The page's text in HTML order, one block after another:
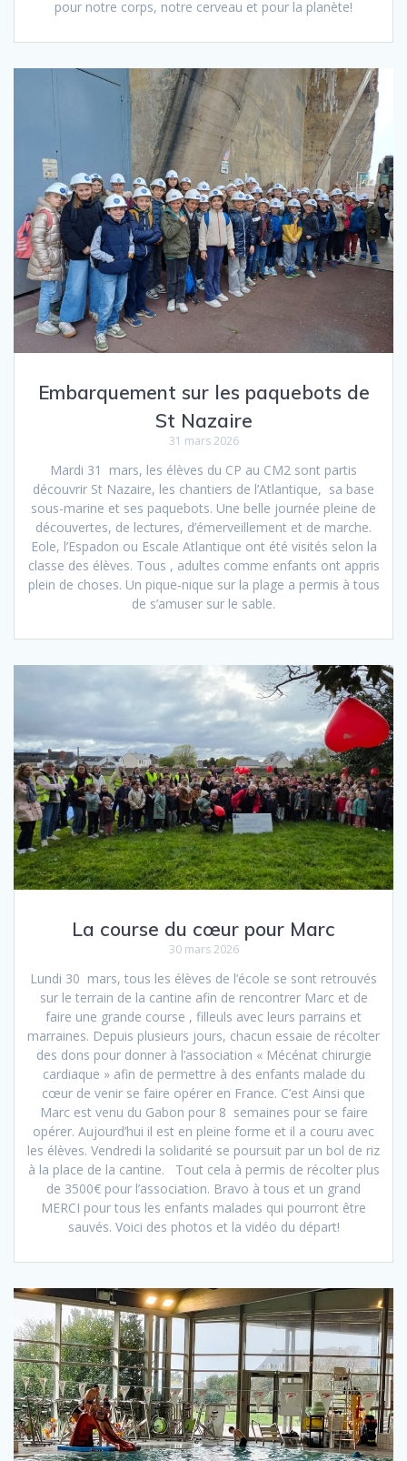
pour notre corps, notre cerveau et pour la planète!
Embarquement sur les paquebots de
St Nazaire
31 mars 2026
Mardi 31 mars, les élèves du CP au CM2 sont partis
découvrir St Nazaire, les chantiers de l’Atlantique, sa base
sous-marine et ses paquebots. Une belle journée pleine de
découvertes, de lectures, d’émerveillement et de marche.
Eole, l’Espadon ou Escale Atlantique ont été visités selon la
classe des élèves. Tous , adultes comme enfants ont appris
plein de choses. Un pique-nique sur la plage a permis à tous
de s’amuser sur le sable.
La course du cœur pour Marc
30 mars 2026
Lundi 30 mars, tous les élèves de l’école se sont retrouvés
sur le terrain de la cantine afin de rencontrer Marc et de
faire une grande course , filleuls avec leurs parrains et
marraines. Depuis plusieurs jours, chacun essaie de récolter
des dons pour donner à l’association « Mécénat chirurgie
cardiaque » afin de permettre à des enfants malade du
cœur de venir se faire opérer en France. C’est Ainsi que
Marc est venu du Gabon pour 8 semaines pour se faire
opérer. Aujourd’hui il est en pleine forme et il a couru avec
les élèves. Vendredi la solidarité se poursuit par un bol de riz
à la place de la cantine. Tout cela à permis de récolter plus
de 3500€ pour l’association. Bravo à tous et un grand
MERCI pour tous les enfants malades qui pourront être
sauvés. Voici des photos et la vidéo du départ!